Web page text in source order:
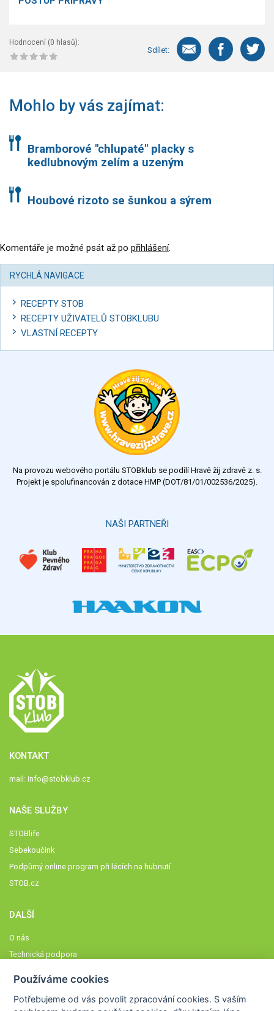
Hodnocení (0 hlasů):
Sdílet:
Mohlo by vás zajímat:
Bramborové "chlupaté" placky s
kedlubnovým zelím a uzeným
Houbové rizoto se šunkou a sýrem
Komentáře je možné psát až po přihlášení.
RYCHLÁ NAVIGACE
RECEPTY STOB
RECEPTY UŽIVATELŮ STOBKLUBU
VLASTNÍ RECEPTY
Na provozu webového portálu STOBklub se podílí Hravě žij zdravě z. s.
Projekt je spolufinancován z dotace HMP (DOT/81/01/002536/2025).
NAŠI PARTNEŘI
KONTAKT
mail: info@stobklub.cz
NAŠE SLUŽBY
STOBlife
Sebekoučink
Podpůrný online program při lécích na hubnutí
STOB.cz
DALŠÍ
O nás
Technická podpora
Členové STOBklubu
Používáme cookies
Potřebujeme od vás povolit zpracování cookies. S vaším